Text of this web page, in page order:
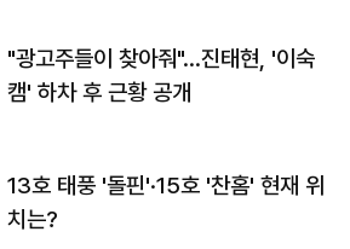
"광고주들이 찾아줘"…진태현, '이숙
캠' 하차 후 근황 공개
13호 태풍 '돌핀'·15호 '찬홈' 현재 위
치는?